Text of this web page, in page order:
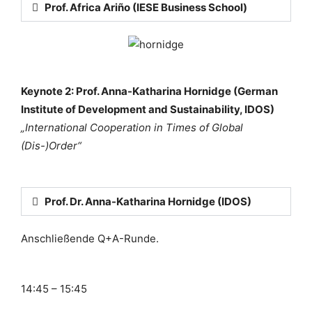
Prof. Africa Ariño (IESE Business School)
Keynote 2: Prof. Anna-Katharina Hornidge (German
Institute of Development and Sustainability, IDOS)
„International Cooperation in Times of Global
(Dis-)Order“
Prof. Dr. Anna-Katharina Hornidge (IDOS)
Anschließende Q+A-Runde.
14:45 – 15:45